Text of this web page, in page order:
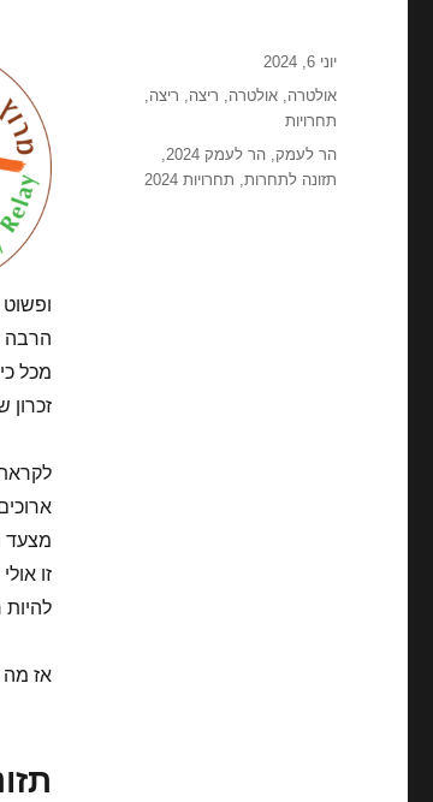
הרבה
מכל
זכרון
זו
להיות
אז מה
פורסם
בתאריך
יוני 6, 2024
קטגוריות
אולטרה,אולטרה, ריצה, ריצה,
תחרויות
תגיות
הר לעמק,הר לעמק 2024
,
תזונה לתחרות, תחרויות 2024